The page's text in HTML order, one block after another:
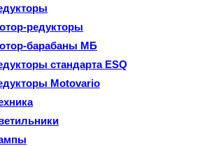
редукторы
барабаны МБ
стандарта ESQ
Motovario